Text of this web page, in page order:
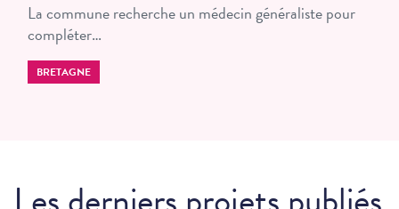
La commune recherche un médecin généraliste pour
compléter…
BRETAGNE